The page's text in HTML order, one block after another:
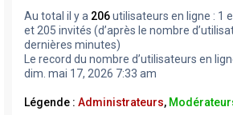
Au total il y a 206utilisateurs en ligne : 1
et 205 invités (d’après le nombre
dernières minutes)
Le record du nombre d’utilisateurs en
dim. mai 17, 2026 7:33 am
Légende : Administrateurs,